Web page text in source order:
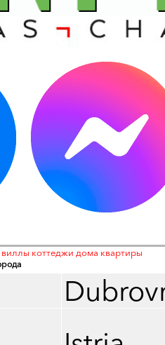
коттеджи дома квартиры